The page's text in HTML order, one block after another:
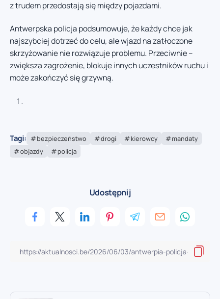
z trudem przedostają się między pojazdami.
Antwerpska policja podsumowuje, że każdy chce jak
najszybciej dotrzeć do celu, ale wjazd na zatłoczone
skrzyżowanie nie rozwiązuje problemu. Przeciwnie –
zwiększa zagrożenie, blokuje innych uczestników ruchu i
może zakończyć się grzywną.
Tagi: bezpieczeństwo drogi kierowcy
mandaty
objazdy
policja
Udostępnij